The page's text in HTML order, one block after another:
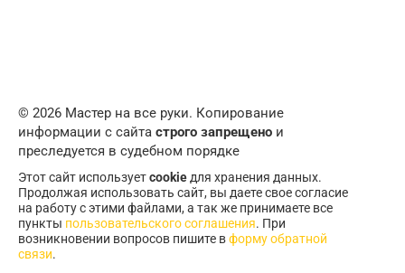
© 2026 Мастер на все руки. Копирование
информации с сайта строго запрещено и
преследуется в судебном порядке
Этот сайт используетcookieдля хранения данных.
Продолжая использовать сайт, вы даете свое согласие
на работу с этими файлами, а так же принимаете все
пункты пользовательского соглашения. При
возникновении вопросов пишите вформу обратной
связи.